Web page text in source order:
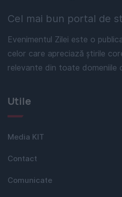
Cel mai bun portal de
Evenimentul Zilei este o
celor care apreciază știrile
relevante din toate domeniile
Utile
Media KIT
Contact
Comunicate